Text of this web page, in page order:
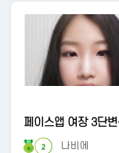
페이스앱 여장 3단
2
나비에